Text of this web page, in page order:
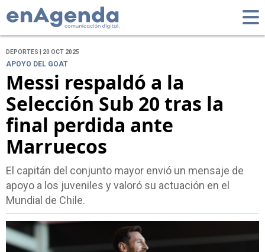
DEPORTES | 20 OCT 2025
APOYO DEL GOAT
Messi respaldó a la
Selección Sub 20 tras la
final perdida ante
Marruecos
El capitán del conjunto mayor envió un mensaje de
apoyo a los juveniles y valoró su actuación en el
Mundial de Chile.